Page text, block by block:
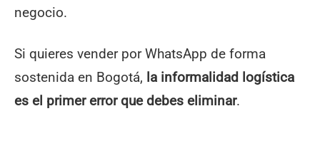
negocio.
Si quieres vender por WhatsApp de forma
sostenida en Bogotá, la informalidad logística
es el primer error que debes eliminar.